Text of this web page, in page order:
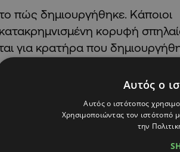
το πώς δημιουργήθηκε. Κάποιοι
κατακρημνισμένη κορυφή
για κρατήρα που
Αυτός ο
Αυτός ο ιστότοπος
Χρησιμοποιώντας τον ιστότοπό
την